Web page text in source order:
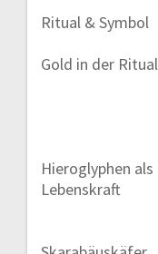
Ritual & Symbol
Gold in der
Hieroglyphen als
Lebenskraft